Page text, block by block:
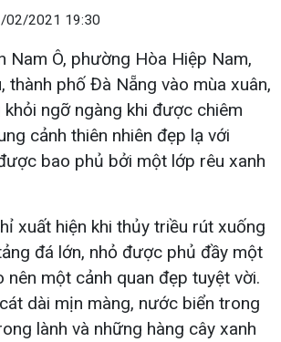
02/2021 19:30
Nam Ô, phường Hòa Hiệp Nam,
thành phố Đà Nẵng vào mùa xuân,
khỏi ngỡ ngàng khi được chiêm
cảnh thiên nhiên đẹp lạ với
bao phủ bởi một lớp rêu xanh
xuất hiện khi thủy triều rút xuống
đá lớn, nhỏ được phủ đầy một
nên một cảnh quan đẹp tuyệt vời.
dài mịn màng, nước biển trong
lành và những hàng cây xanh